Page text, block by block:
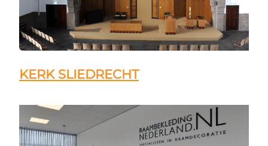
KERK SLIEDRECHT